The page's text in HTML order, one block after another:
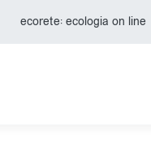
ecorete: ecologia on line